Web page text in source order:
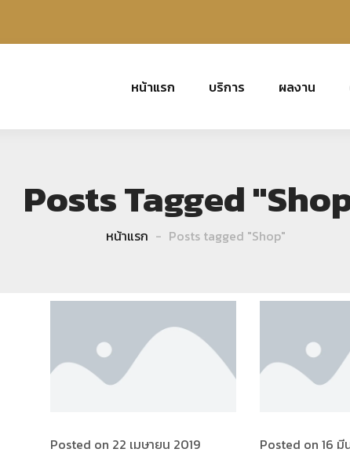
หน้าแรก บริการ ผลงาน
Posts Tagged
หน้าแรก Posts tagged "Shop"
Posted on 22 เมษายน 2019 Posted on 16 มี